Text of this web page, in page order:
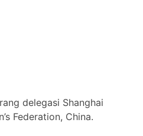
delegasi Shanghai
Federation, China.